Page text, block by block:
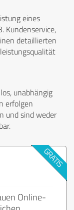
eines
Kundenservice,
detaillierten
unabhängig
erfolgen
und sind weder
Online-